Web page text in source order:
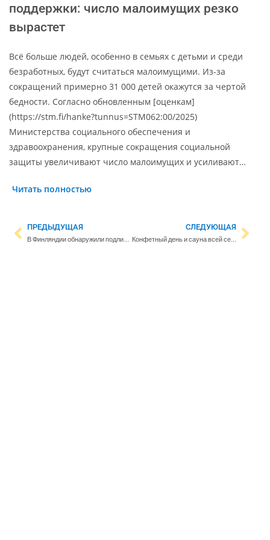
поддержки: число малоимущих резко
вырастет
Всё больше людей, особенно в семьях с детьми и среди
безработных, будут считаться малоимущими. Из-за
сокращений примерно 31 000 детей окажутся за чертой
бедности. Согласно обновленным [оценкам]
(https://stm.fi/hanke?tunnus=STM062:00/2025)
Министерства социального обеспечения и
здравоохранения, крупные сокращения социальной
защиты увеличивают число малоимущих и усиливают…
Читать полностью
ПРЕДЫДУЩАЯ
В Финляндии обнаружили подлинный рисунок Густава Климта
СЛЕДУЮЩАЯ
Конфетный день и сауна всей семьёй – иностранцы делятся впечатлениями о воспитании детей в Финляндии